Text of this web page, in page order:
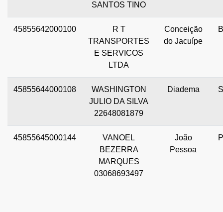
SANTOS TINO
45855642000100
R T
TRANSPORTES
E SERVICOS
LTDA
Conceição
do Jacuípe
45855644000108
WASHINGTON
JULIO DA SILVA
22648081879
Diadema
45855645000144
VANOEL
BEZERRA
MARQUES
03068693497
João
Pessoa